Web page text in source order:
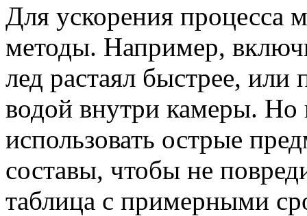
Для ускорения процесса
методы. Например,
лед растаял быстрее, или
водой внутри камеры. Но
использовать острые
составы, чтобы не
таблица с примерными